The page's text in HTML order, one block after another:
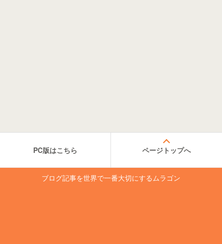
PC版はこちら ページトップへ
ブログ記事を世界で一番大切にするムラゴン